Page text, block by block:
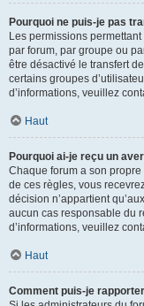
Pourquoi ne puis-je pas
Les permissions
par forum, par groupe ou
être désactivé le transfert
certains groupes
d’informations, veuillez
Haut
Pourquoi ai-je reçu un
Chaque forum a son
de ces règles, vous
décision n’appartient
aucun cas responsable du
d’informations, veuillez
Haut
Comment puis-je